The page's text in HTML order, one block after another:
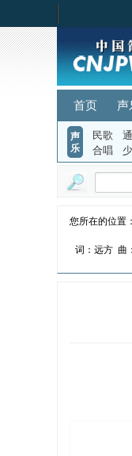
首页 声
声
乐
民歌
合唱
您所在的位置：
词：远方 曲